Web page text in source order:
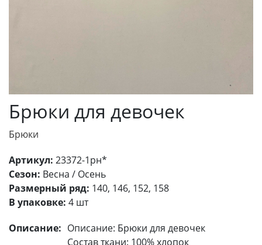
Брюки для девочек
Брюки
Артикул: 23372-1рн*
Сезон: Весна / Осень
Размерный ряд: 140, 146, 152, 158
В упаковке: 4 шт
Описание: Описание: Брюки для девочек
Состав ткани: 100% хлопок